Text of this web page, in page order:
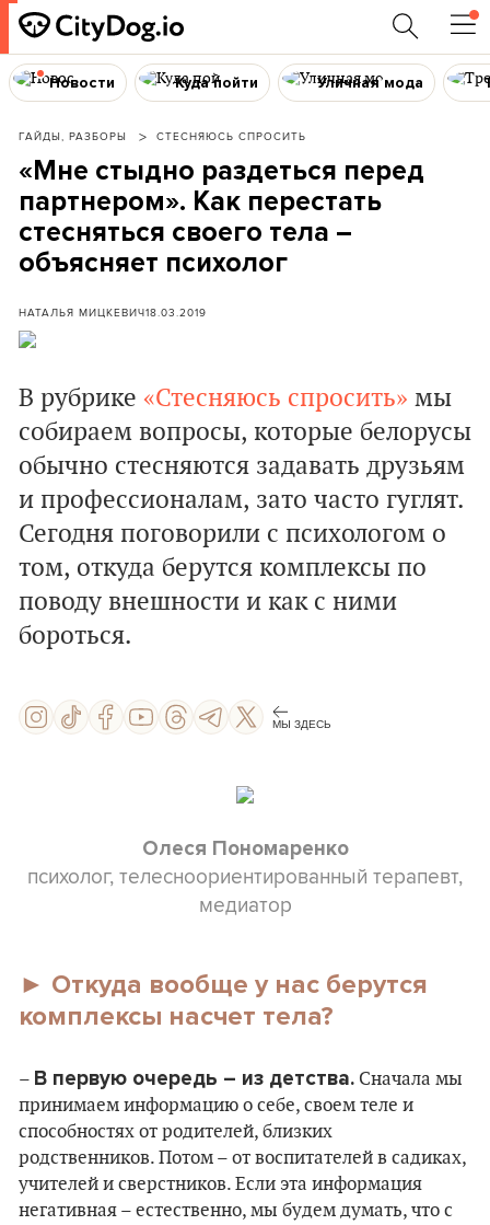
Новости Куда пойти Уличная мода
ГАЙДЫ, РАЗБОРЫ СТЕСНЯЮСЬ СПРОСИТЬ
«Мне стыдно раздеться перед
партнером». Как перестать
стесняться своего тела –
объясняет психолог
НАТАЛЬЯ МИЦКЕВИЧ18.03.2019
В рубрике «Стесняюсь спросить» мы
собираем вопросы, которые белорусы
обычно стесняются задавать друзьям
и профессионалам, зато часто гуглят.
Сегодня поговорили с психологом о
том, откуда берутся комплексы по
поводу внешности и как с ними
бороться.
МЫ ЗДЕСЬ
Олеся Пономаренко
психолог, телесноориентированный терапевт,
медиатор
► Откуда вообще у нас берутся
комплексы насчет тела?
– В первую очередь – из детства. Сначала мы
принимаем информацию о себе, своем теле и
способностях от родителей, близких
родственников. Потом – от воспитателей в садиках,
учителей и сверстников. Если эта информация
негативная – естественно, мы будем думать, что с